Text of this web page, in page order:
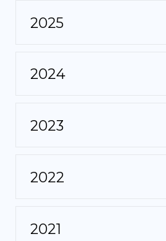
2025
2024
2023
2022
2021